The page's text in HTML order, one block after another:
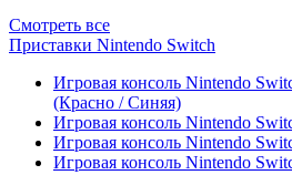
Смотреть все
Приставки Nintendo Switch
Игровая консоль Nintendo
(Красно / Синяя)
Игровая консоль Nintendo
Игровая консоль Nintendo
Игровая консоль Nintendo